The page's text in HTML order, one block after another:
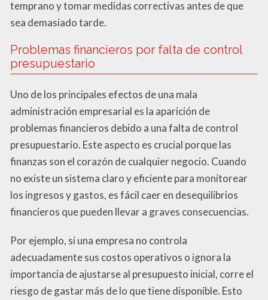
temprano y tomar medidas correctivas antes de que
sea demasiado tarde.
Problemas financieros por falta de control
presupuestario
Uno de los principales efectos de una mala
administración empresarial es la aparición de
problemas financieros debido a una falta de control
presupuestario. Este aspecto es crucial porque las
finanzas son el corazón de cualquier negocio. Cuando
no existe un sistema claro y eficiente para monitorear
los ingresos y gastos, es fácil caer en desequilibrios
financieros que pueden llevar a graves consecuencias.
Por ejemplo, si una empresa no controla
adecuadamente sus costos operativos o ignora la
importancia de ajustarse al presupuesto inicial, corre el
riesgo de gastar más de lo que tiene disponible. Esto